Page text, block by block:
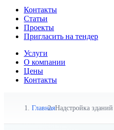
Контакты
Статьи
Проекты
Пригласить на тендер
Услуги
О компании
Цены
Контакты
ГлавнаяНадстройка